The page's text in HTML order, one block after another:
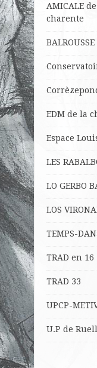
AMICALE
charente
BALROUSSE
EDM de la
Espace
LES
LO GERBO
LOS
TEMPS-
TRAD en 16
TRAD 33
UPCP-
U.P de